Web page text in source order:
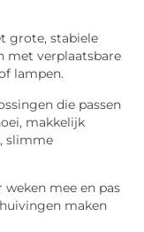
grote, stabiele
met verplaatsbare
lampen.
die passen
makkelijk
slimme
weken mee en pas
maken